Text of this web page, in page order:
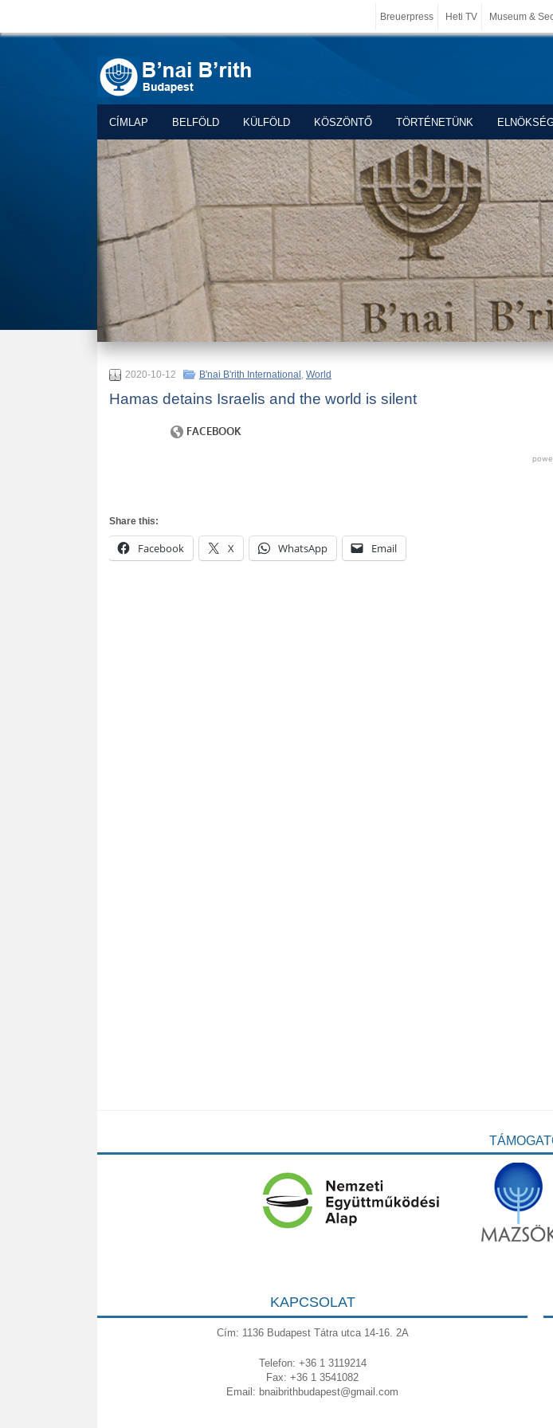
Breuerpress Heti TV Museum &
CÍMLAP BELFÖLD KÜLFÖLD KÖSZÖNTŐ TÖRTÉNETÜNK
2020-10-12 B'nai B'rith International , World
Hamas detains Israelis and the world is silent
Share this:
Facebook X WhatsApp Email
KAPCSOLAT
Cím: 1136 Budapest Tátra utca 14-16. 2A
Telefon: +36 1 3119214
Fax: +36 1 3541082
Email: bnaibrithbudapest@gmail.com